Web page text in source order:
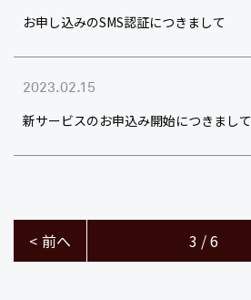
お申し込みのSMS認証につきまして
2023.02.15
新サービスのお申込み開始につきまして
< 前へ 3 / 6